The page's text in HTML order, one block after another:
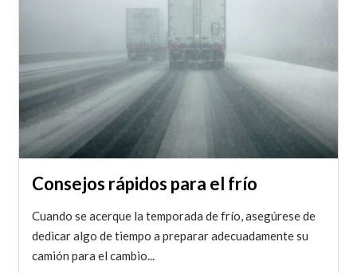
Consejos rápidos para el frío
Cuando se acerque la temporada de frío, asegúrese de
dedicar algo de tiempo a preparar adecuadamente su
camión para el cambio...